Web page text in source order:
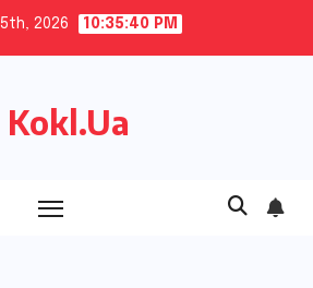
2026 10:35:41 PM
Kokl.Ua